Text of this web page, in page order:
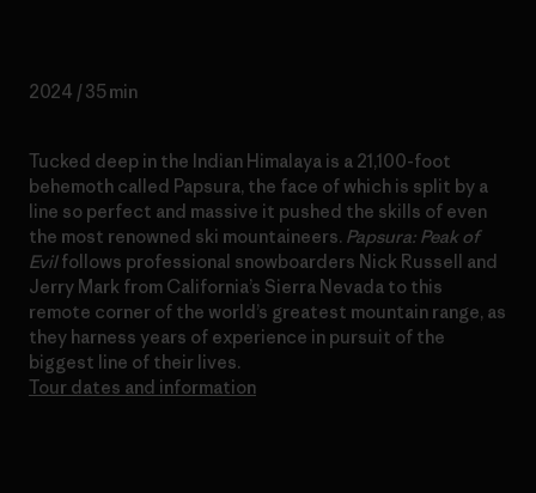
2024 / 35 min
Tucked deep in the Indian Himalaya is a 21,100-foot
behemoth called Papsura, the face of which is split by a
line so perfect and massive it pushed the skills of even
the most renowned ski mountaineers. Papsura: Peak of
Evilfollows professional snowboarders Nick Russell and
Jerry Mark from California’s Sierra Nevada to this
remote corner of the world’s greatest mountain range, as
they harness years of experience in pursuit of the
biggest line of their lives.
Tour dates and information